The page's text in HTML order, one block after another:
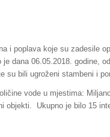
i poplava koje su zadesile
dana 06.05.2018. godine,
su bili ugroženi stambeni i
vode u mjestima:
objekti. Ukupno je bilo 15